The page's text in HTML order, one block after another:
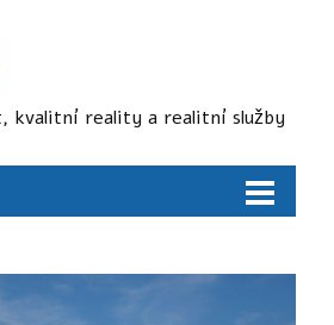
kvalitní reality a realitní služby